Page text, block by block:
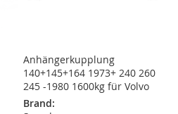
Anhängerkupplung
140+145+164 1973+ 240 260
245 -1980 1600kg für Volvo
Brand: